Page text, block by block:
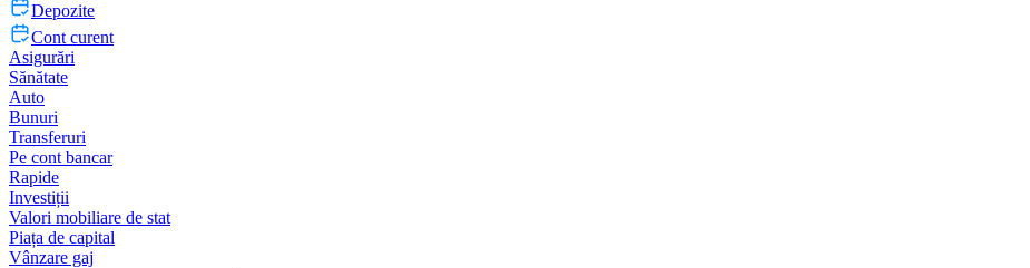
Depozite
Cont curent
Asigurări
Sănătate
Auto
Bunuri
Transferuri
Pe cont bancar
Rapide
Investiții
Valori mobiliare de stat
Piața de capital
Vânzare gaj